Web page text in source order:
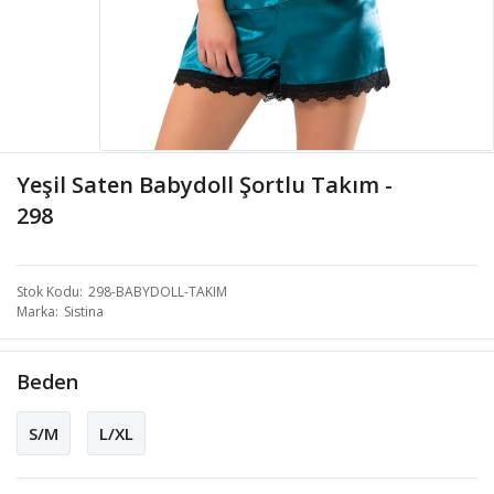
Yeşil Saten Babydoll Şortlu Takım -
298
Stok Kodu 298-BABYDOLL-TAKIM
Marka Sistina
Beden
S/M L/XL